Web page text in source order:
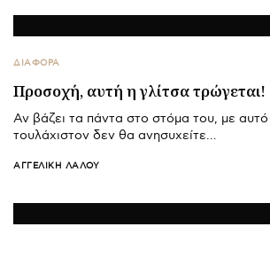
ΔΙΑΦΟΡΑ
Προσοχή, αυτή η γλίτσα τρώγεται!
Αν βάζει τα πάντα στο στόμα του, με
τουλάχιστον δεν θα ανησυχείτε…
ΑΓΓΕΛΙΚΉ ΛΆΛΟΥ